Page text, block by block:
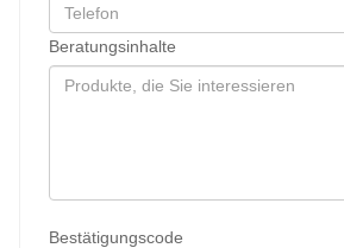
Beratungsinhalte
Bestätigungscode